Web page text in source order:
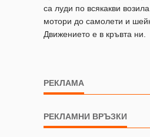
са луди по всякакви
мотори до самолети и
Движението е в кръвта ни.
РЕКЛАМА
РЕКЛАМНИ ВРЪЗКИ